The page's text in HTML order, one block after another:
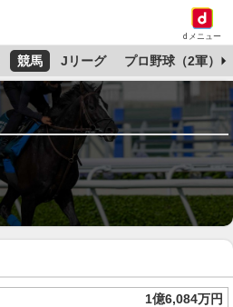
dメニュー
競馬 Jリーグ プロ野球（2軍）
1億6,084万円